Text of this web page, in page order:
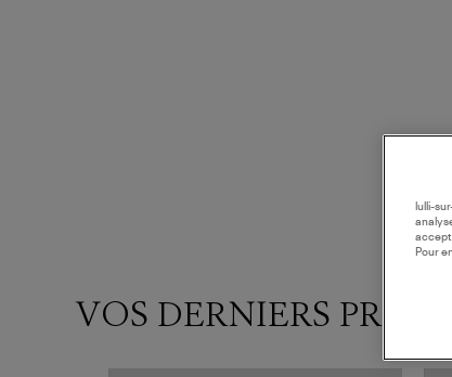
VOS DERNIERS
lulli-
Pour